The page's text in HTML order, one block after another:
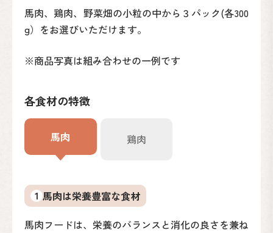
馬肉、鶏肉、野菜畑の小粒の中から３パック(各300
g）をお選びいただけます。
※商品写真は組み合わせの一例です
各食材の特徴
馬肉 鶏肉
1 馬肉は栄養豊富な食材
馬肉フードは、栄養のバランスと消化の良さを兼ね